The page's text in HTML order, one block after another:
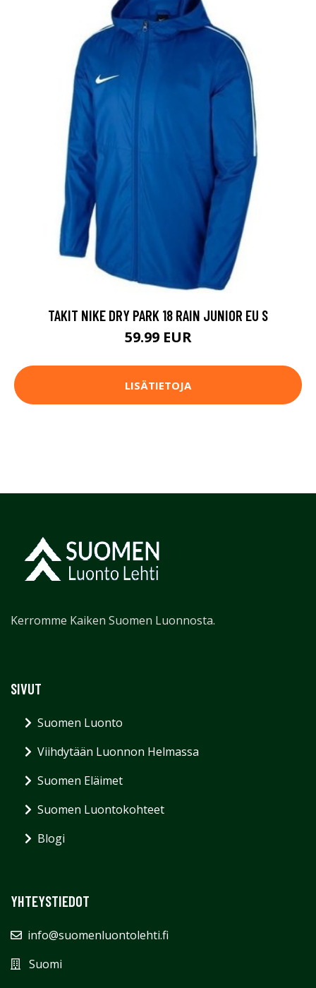
TAKIT NIKE DRY PARK 18 RAIN JUNIOR EU S
59.99 EUR
LISÄTIETOJA
Kerromme Kaiken Suomen Luonnosta.
SIVUT
Suomen Luonto
Viihdytään Luonnon Helmassa
Suomen Eläimet
Suomen Luontokohteet
Blogi
YHTEYSTIEDOT
info@suomenluontolehti.fi
Suomi